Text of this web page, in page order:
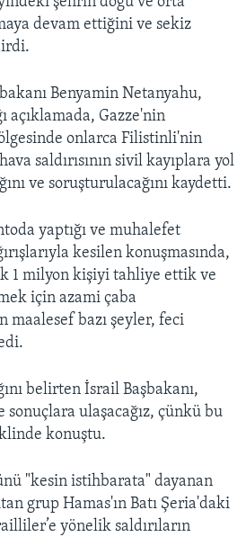
devam ettiğini ve sekiz
Benyamin Netanyahu,
açıklamada, Gazze'nin
onlarca Filistinli'nin
saldırısının sivil kayıplara yol
ve soruşturulacağını kaydetti.
yaptığı ve muhalefet
kesilen konuşmasında,
1 milyon kişiyi tahliye ettik ve
için azami çaba
maalesef bazı şeyler, feci
belirten İsrail Başbakanı,
sonuçlara ulaşacağız, çünkü bu
konuştu.
"kesin istihbarata" dayanan
grup Hamas'ın Batı Şeria'daki
yönelik saldırıların